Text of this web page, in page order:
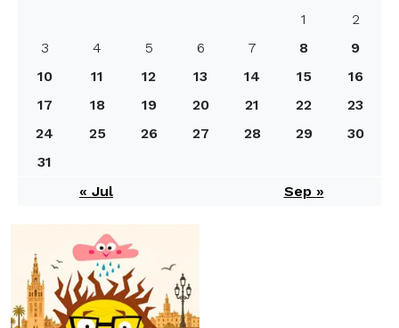
1
2
3
4 5 6 7 8
9
10
11 12 13 14 15
16
17
18 19 20 21 22
23
24
25 26 27 28 29
30
31
« Jul
Sep »